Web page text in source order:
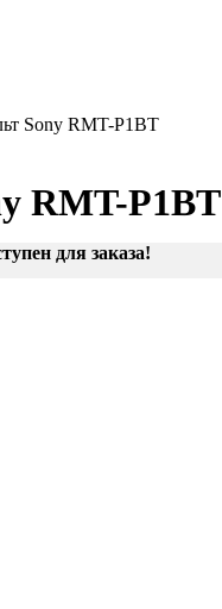
Sony RMT-P1BT
RMT-P1BT
для заказа!